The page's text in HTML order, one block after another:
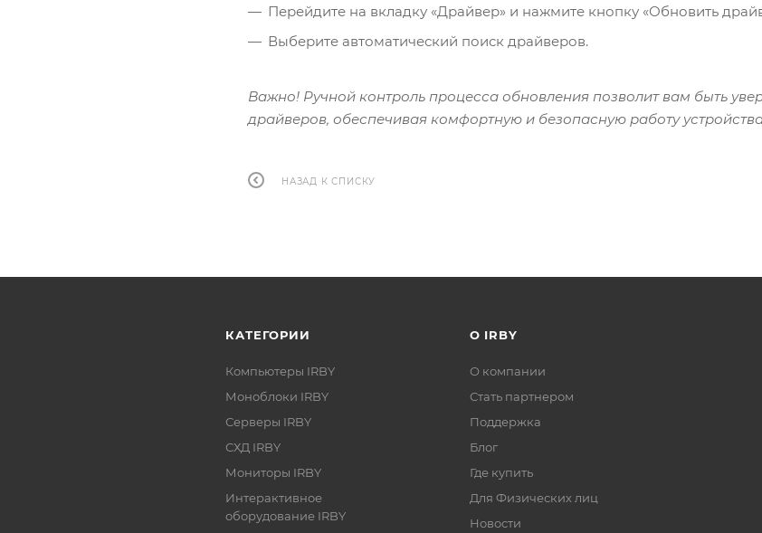
Перейдите на вкладку «Драйвер» и нажмите кнопку «Обновить
Выберите автоматический поиск драйверов.
Важно! Ручной контроль процесса обновления позволит вам быть
драйверов, обеспечивая комфортную и безопасную работу
НАЗАД К СПИСКУ
КАТЕГОРИИ
Компьютеры IRBY
Моноблоки IRBY
Серверы IRBY
СХД IRBY
Мониторы IRBY
Интерактивное
оборудование IRBY
О IRBY
О компании
Стать партнером
Поддержка
Блог
Где купить
Для Физических лиц
Новости